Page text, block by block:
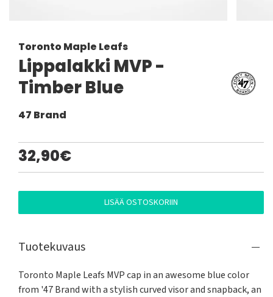
Toronto Maple Leafs
Lippalakki MVP -
Timber Blue
47 Brand
32,90€
LISÄÄ OSTOSKORIIN
Tuotekuvaus
Toronto Maple Leafs MVP cap in an awesome blue color
from '47 Brand with a stylish curved visor and snapback, an